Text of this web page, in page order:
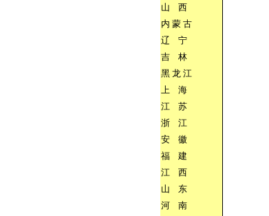
山
西
内 蒙 古
辽
宁
吉
林
黑 龙 江
上
海
江
苏
浙
江
安
徽
福
建
江
西
山
东
河
南